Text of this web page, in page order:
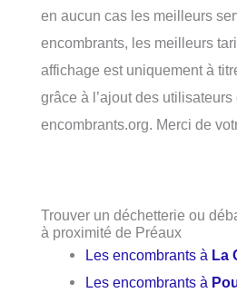
en aucun cas les meilleurs
encombrants, les meilleurs
affichage est uniquement à
grâce à l’ajout des
encombrants.org. Merci de
Trouver un déchetterie ou
à proximité de Préaux
Les encombrants à La
Les encombrants à